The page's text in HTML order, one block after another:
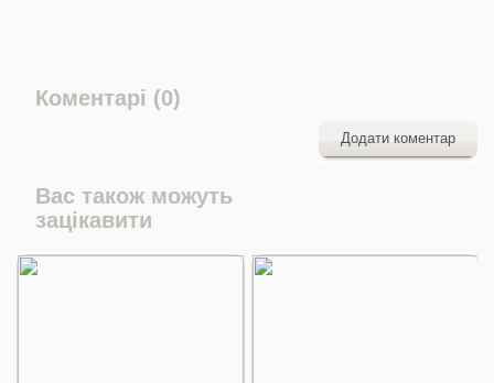
Коментарі (0)
Додати коментар
Вас також можуть
зацікавити